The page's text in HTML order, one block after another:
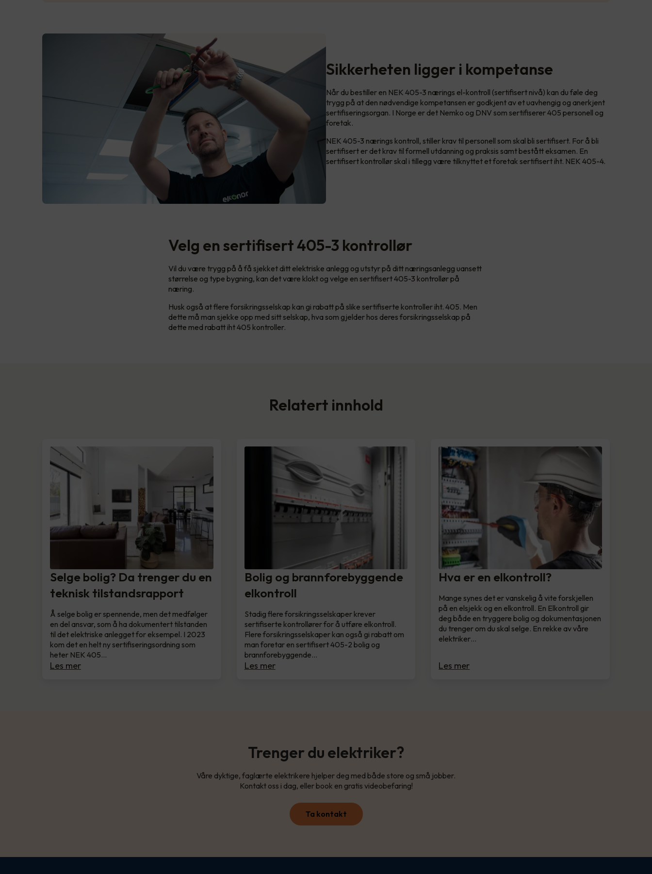
Sikkerheten ligger i kompetanse
Når du bestiller en NEK 405-3 nærings el-kontroll (sertifisert nivå) kan du føle deg
trygg på at den nødvendige kompetansen er godkjent av et uavhengig og anerkjent
sertifiseringsorgan. I Norge er det Nemko og DNV som sertifiserer 405 personell og
foretak.
NEK 405-3 nærings kontroll, stiller krav til personell som skal bli sertifisert. For å bli
sertifisert er det krav til formell utdanning og praksis samt bestått eksamen. En
sertifisert kontrollør skal i tillegg være tilknyttet et foretak sertifisert iht. NEK 405-4.
Velg en sertifisert 405-3 kontrollør
Vil du være trygg på å få sjekket ditt elektriske anlegg og utstyr på ditt næringsanlegg uansett
størrelse og type bygning, kan det være klokt og velge en sertifisert 405-3 kontrollør på
næring.
Husk også at flere forsikringsselskap kan gi rabatt på slike sertifiserte kontroller iht. 405. Men
dette må man sjekke opp med sitt selskap, hva som gjelder hos deres forsikringsselskap på
dette med rabatt iht 405 kontroller.
Relatert innhold
Selge bolig? Da trenger du en
teknisk tilstandsrapport
Å selge bolig er spennende, men det medfølger
en del ansvar, som å ha dokumentert tilstanden
til det elektriske anlegget for eksempel. I 2023
kom det en helt ny sertifiseringsordning som
heter NEK 405…
Les mer
Bolig og brannforebyggende
elkontroll
Stadig flere forsikringsselskaper krever
sertifiserte kontrollører for å utføre elkontroll.
Flere forsikringsselskaper kan også gi rabatt om
man foretar en sertifisert 405-2 bolig og
brannforebyggende…
Les mer
Hva er en elkontroll?
Mange synes det er vanskelig å vite forskjellen
på en elsjekk og en elkontroll. En Elkontroll gir
deg både en tryggere bolig og dokumentasjonen
du trenger om du skal selge. En rekke av våre
elektriker…
Les mer
Trenger du elektriker?
Våre dyktige, faglærte elektrikere hjelper deg med både store og små jobber.
Kontakt oss i dag, eller book en gratis videobefaring!
Ta kontakt